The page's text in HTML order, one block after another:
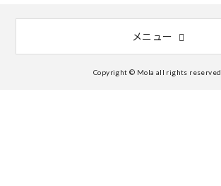
メニュー
Copyright © Mola all rights reserved.